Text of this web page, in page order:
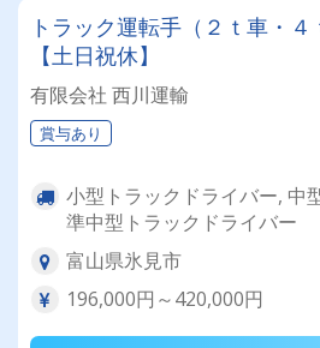
トラック運転手（２ｔ車・４
【土日祝休】
有限会社 西川運輸
賞与あり
小型トラックドライバー, 中
準中型トラックドライバー
富山県氷見市
196,000円～420,000円